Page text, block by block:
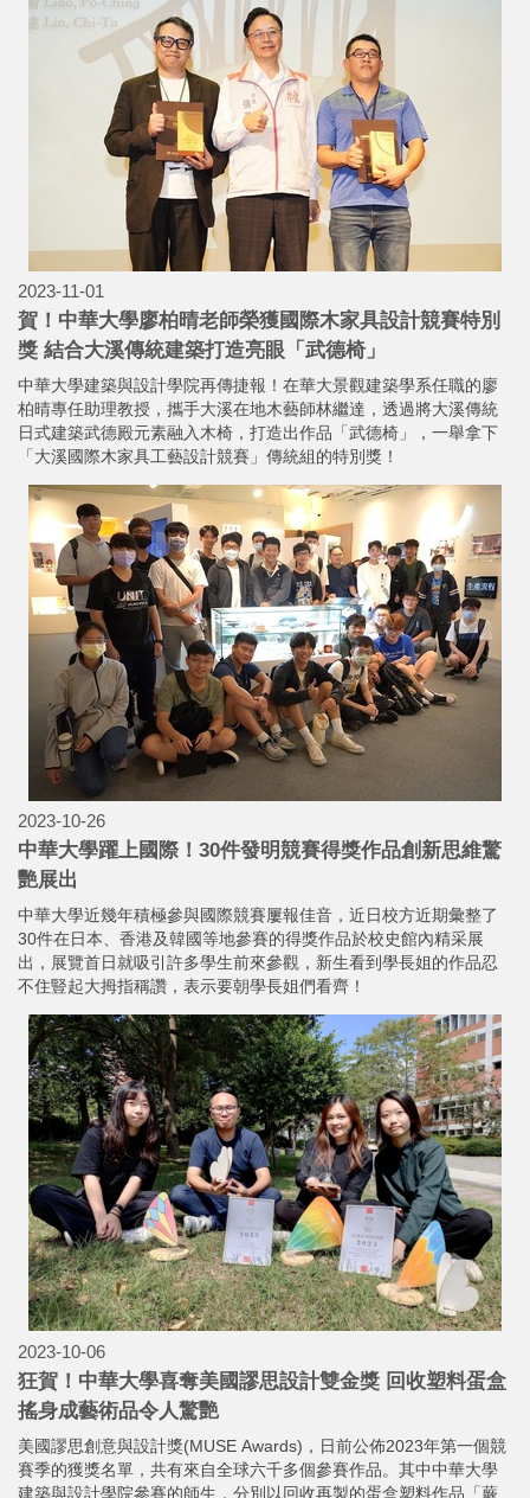
2023-11-01
賀！中華大學廖柏晴老師榮獲國際木家具設計競賽特別
獎 結合大溪傳統建築打造亮眼「武德椅」
中華大學建築與設計學院再傳捷報！在華大景觀建築學系任職的廖
柏晴專任助理教授，攜手大溪在地木藝師林繼達，透過將大溪傳統
日式建築武德殿元素融入木椅，打造出作品「武德椅」，一舉拿下
「大溪國際木家具工藝設計競賽」傳統組的特別獎！
2023-10-26
中華大學躍上國際！30件發明競賽得獎作品創新思維驚
艷展出
中華大學近幾年積極參與國際競賽屢報佳音，近日校方近期彙整了
30件在日本、香港及韓國等地參賽的得獎作品於校史館內精采展
出，展覽首日就吸引許多學生前來參觀，新生看到學長姐的作品忍
不住豎起大拇指稱讚，表示要朝學長姐們看齊！
2023-10-06
狂賀！中華大學喜奪美國謬思設計雙金獎 回收塑料蛋盒
搖身成藝術品令人驚艷
美國謬思創意與設計獎(MUSE Awards)，日前公佈2023年第一個競
賽季的獲獎名單，共有來自全球六千多個參賽作品。其中中華大學
建築與設計學院參賽的師生，分別以回收再製的蛋盒塑料作品「蕨